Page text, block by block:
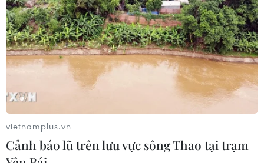
Kế hoạch đồng tiền chung Tây Phi
đối mặt thách thức
03/08/2026 23:10
Nigeria: Hơn 100 người bị bắt cóc ở
bang Zamfara
03/08/2026 11:32
vietnamplus.vn
Cảnh báo lũ trên lưu vực sông Thao tại trạm